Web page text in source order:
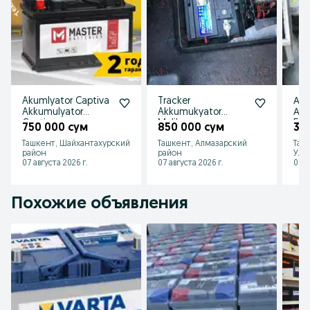
Akumlyator Captiva
Akkumulyator
Captiva
Акумулятор
каптива | 74ач 24/7
750 000 сум
Ташкент, Шайхантахурский
район
07 августа 2026 г.
Tracker
Akkumukyator
Malibu
Akkumulyator
Captiva
Akkumulyator BYD
KIA
850 000 сум
Ташкент, Алмазарский
район
07 августа 2026 г.
07
Похожие объявления